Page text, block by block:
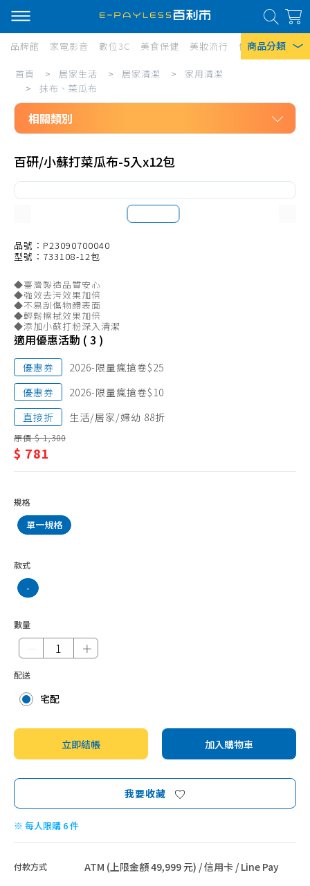
商品分類
熱門搜尋
風扇
口罩
除濕機
衛生紙
品牌館 家電影音 數位3C 美食保健 美妝流行 傢俱寢具 居
居
生
活/
居
家
家
用
清
潔/
抹
布、
菜
瓜
布
首頁 > 居家生活 > 居家清潔 >
家用清潔
>
抹布、菜瓜布
相關類別
居家清潔
拖把、週邊配件
掃把、週邊配件
清潔工具
抹布、菜瓜布
垃圾袋
垃圾桶
清潔劑品
環境抗菌、防護用品
防蚊、驅蚊、除蠅
除蟲、殺蟑、鼠疫
除濕、防霉劑品
除臭、芳香
水管
防水噴霧
百研/小蘇打菜瓜布-5入x12包
品號：P23090700040
型號：733108-12包
◆臺灣製造品質安心
◆強效去污效果加倍
◆不易刮傷物體表面
◆輕鬆擦拭效果加倍
◆添加小蘇打粉深入清潔
適用優惠活動 ( 3 )
優惠券
2026-限量瘋搶卷$25
優惠券
2026-限量瘋搶卷$10
直接折
生活/居家/婦幼 88折
原價 $ 1,300
$ 781
規格
單一規格
款式
-
數量
＋
配送
宅配
立即結帳 加入購物車
我要收藏
※ 每人限購 6 件
付款方式 ATM (上限金額 49,999 元) / 信用卡 / Line Pay